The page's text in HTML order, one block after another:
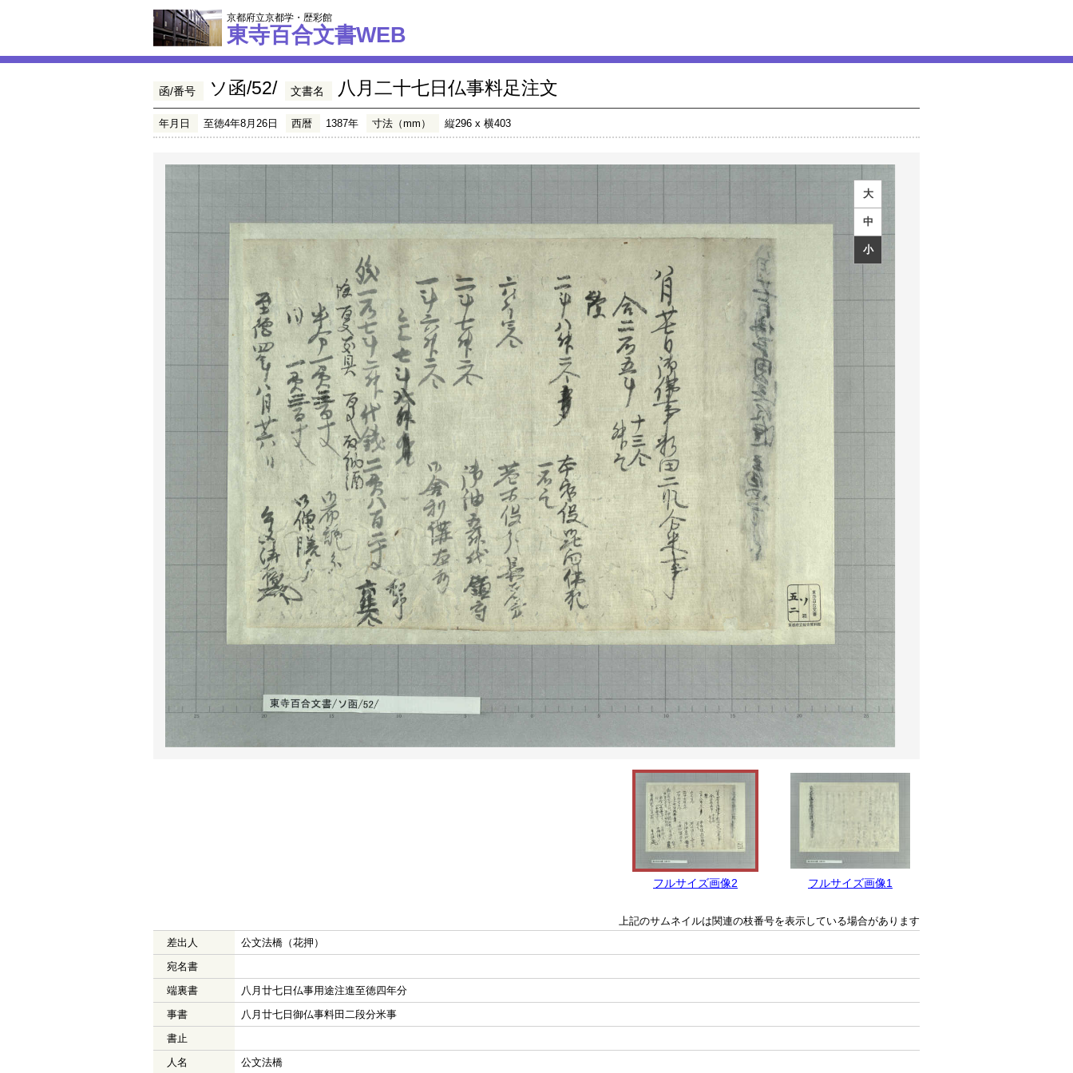
京都府立京都学・歴彩館
東寺百合文書WEB
函/番号 ソ函/52/ 文書名 八月二十七日仏事料足注文
年月日 至徳4年8月26日 西暦 1387年 寸法（mm） 縦296 x 横403
大
中
小
フルサイズ画像2 フルサイズ画像1
上記のサムネイルは関連の枝番号を表示している場合があります
差出人
公文法橋（花押）
宛名書
端裏書
八月廿七日仏事用途注進至徳四年分
事書
八月廿七日御仏事料田二段分米事
書止
人名
公文法橋